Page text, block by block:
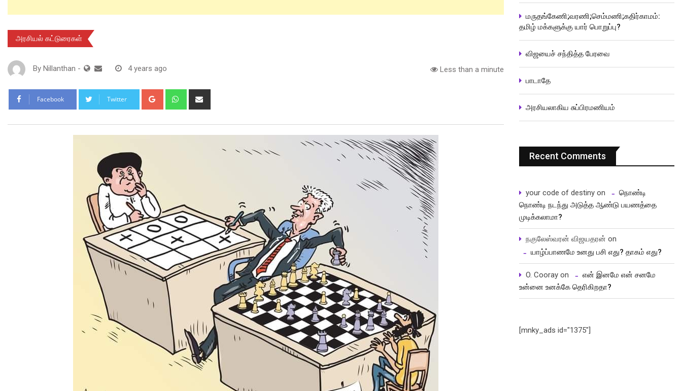
அரசியல் கட்டுரைகள்
By Nillanthan - 4 years ago Less than a minute
Facebook Twitter Google+ Whatsapp
மருதங்கேணி;வரணி;செம்மணி;கதிர்காமம்:
தமிழ் மக்களுக்கு யார் பொறுப்பு?
விஜயைச் சந்தித்த பேரவை
பாடாதே
அரசியலாகிய சுப்பிரமணியம்
Recent Comments
your code of destiny on
நொண்டி
நொண்டி நடந்து அடுத்த ஆண்டு பயணத்தை
முடிக்கலாமா?
நகுலேஸ்வரன் விஜயதரன் on
யாழ்ப்பாணமே உனது பசி எது? தாகம் எது?
O. Cooray on
என் இனமே என் சனமே
உன்னை உனக்கே தெரிகிறதா?
[mnky_ads id="1375"]